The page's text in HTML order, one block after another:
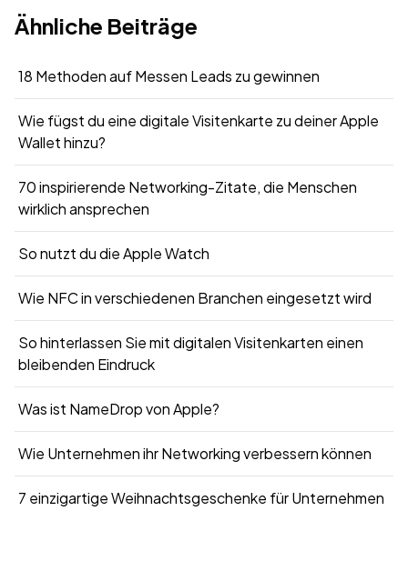
Ähnliche Beiträge
18 Methoden auf Messen Leads zu gewinnen
Wie fügst du eine digitale Visitenkarte zu deiner Apple
Wallet hinzu?
70 inspirierende Networking-Zitate, die Menschen
wirklich ansprechen
So nutzt du die Apple Watch
Wie NFC in verschiedenen Branchen eingesetzt wird
So hinterlassen Sie mit digitalen Visitenkarten einen
bleibenden Eindruck
Was ist NameDrop von Apple?
Wie Unternehmen ihr Networking verbessern können
7 einzigartige Weihnachtsgeschenke für Unternehmen